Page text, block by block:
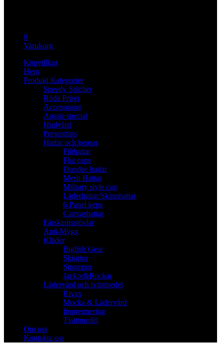
0
Varukorg
Köpvillkor
Hem
Produkt Kategorier
Speedy Stitcher
Röda Priser
Accessoarer
Aussie special
Hudvård
Presenttips
Hattar och kepsar
Filthattar
Flat caps
Dundee hattar
Mesh Hattar
Military style cap
Läderhattar/Skinnhattar
6 Panel keps
Canvashattar
Fårskinnsstövlar
Anti-Mygg
Kläder
Bigfish Gear
Skjortor
Strumpor
Jackor&Rockar
Lädervård och tvättmedel
Bivax
Mocka & Lädervård
Impregnering
Tvättmedel
Om oss
Kontakta oss